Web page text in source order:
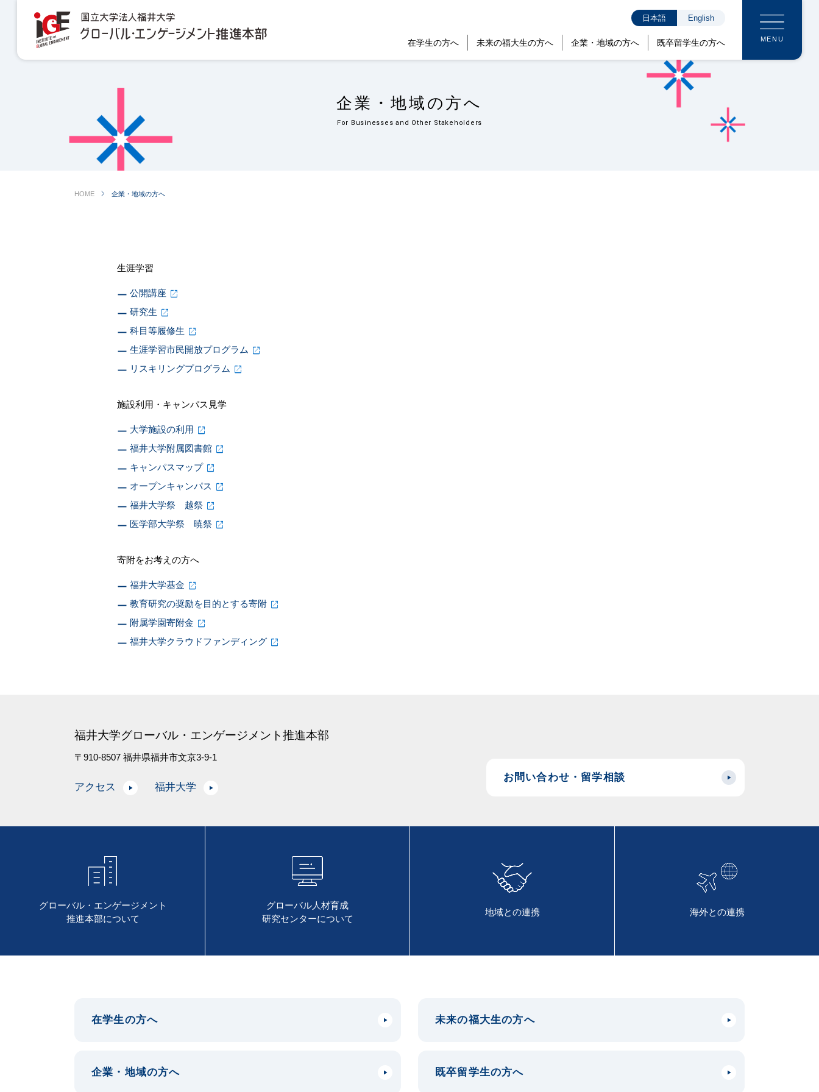
日本語 English
在学生の方へ 未来の福大生の方へ 企業・地域の方へ 既卒留学生の方へ MENU
企業・地域の方へ
For Businesses and Other Stakeholders
HOME chevron_right 企業・地域の方へ
生涯学習
公開講座
研究生
科目等履修生
生涯学習市民開放プログラム
リスキリングプログラム
施設利用・キャンパス見学
大学施設の利用
福井大学附属図書館
キャンパスマップ
オープンキャンパス
福井大学祭 越祭
医学部大学祭 暁祭
寄附をお考えの方へ
福井大学基金
教育研究の奨励を目的とする寄附
附属学園寄附金
福井大学クラウドファンディング
福井大学グローバル・エンゲージメント推進本部
〒910-8507 福井県福井市文京3-9-1
アクセス 福井大学
お問い合わせ・留学相談
グローバル・エンゲージメント
推進本部について
グローバル人材育成
研究センターについて
地域との連携 海外との連携
在学生の方へ 未来の福大生の方へ
企業・地域の方へ 既卒留学生の方へ